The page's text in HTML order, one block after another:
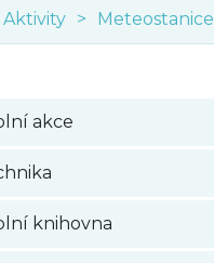
Aktivity Meteostanice
akce
knihovna